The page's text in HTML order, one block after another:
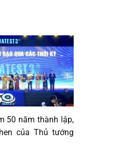
50 năm thành lập,
của Thủ tướng